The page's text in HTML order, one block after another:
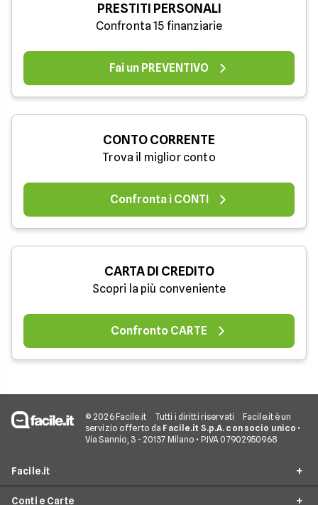
PRESTITI PERSONALI
Confronta 15 finanziarie
Fai un PREVENTIVO
CONTO CORRENTE
Trova il miglior conto
Confronta i CONTI
CARTA DI CREDITO
Scopri la più conveniente
Confronto CARTE
© 2026 Facile.it Tutti i diritti riservati
Facile.it è un
servizio offerto da Facile.it S.p.A. con socio unico •
Via Sannio, 3 - 20137 Milano • P.IVA 07902950968
Facile.it
Conti e Carte